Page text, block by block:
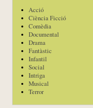
Acció
Ciència Ficció
Comèdia
Documental
Drama
Fantàstic
Infantil
Social
Intriga
Musical
Terror